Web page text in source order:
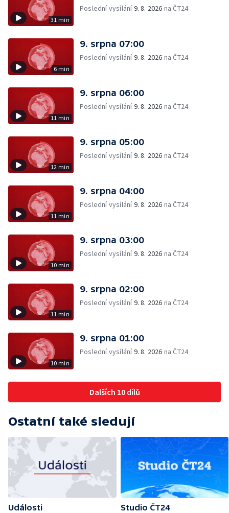
31 min
Poslední vysílání9. 8. 2026 na ČT24
6 min
9. srpna 07:00
Poslední vysílání9. 8. 2026 na ČT24
11 min
9. srpna 06:00
Poslední vysílání9. 8. 2026 na ČT24
12 min
9. srpna 05:00
Poslední vysílání9. 8. 2026 na ČT24
11 min
9. srpna 04:00
Poslední vysílání9. 8. 2026 na ČT24
10 min
9. srpna 03:00
Poslední vysílání9. 8. 2026 na ČT24
11 min
9. srpna 02:00
Poslední vysílání9. 8. 2026 na ČT24
10 min
9. srpna 01:00
Poslední vysílání9. 8. 2026 na ČT24
Dalších 10 dílů
Ostatní také sledují
Události
Studio ČT24